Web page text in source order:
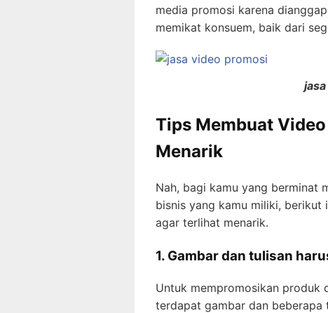
media promosi karena
memikat konsuem, baik dari
Tips Membuat
Menarik
Nah, bagi kamu yang berminat
bisnis yang kamu miliki, berikut
agar terlihat menarik.
1. Gambar dan tulisan
Untuk mempromosikan produk
terdapat gambar dan beberapa